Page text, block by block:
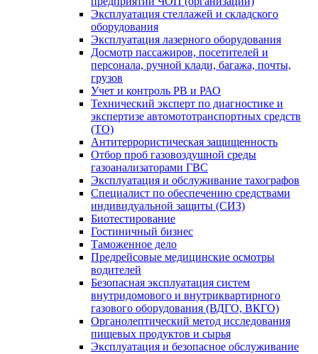
Эксплуатация стеллажей и складского
оборудования
Эксплуатация лазерного оборудования
Досмотр пассажиров, посетителей и
персонала, ручной клади, багажа, почты,
грузов
Учет и контроль РВ и РАО
Технический эксперт по диагностике и
экспертизе автомототранспортных средств
(ТО)
Антитеррористическая защищенность
Отбор проб газовоздушной среды
газоанализаторами ГВС
Эксплуатация и обслуживание тахографов
Специалист по обеспечению средствами
индивидуальной защиты (СИЗ)
Биотестирование
Гостиничный бизнес
Таможенное дело
Предрейсовые медицинские осмотры
водителей
Безопасная эксплуатация систем
внутридомового и внутриквартирного
газового оборудования (ВДГО, ВКГО)
Органолептический метод исследования
пищевых продуктов и сырья
Эксплуатация и безопасное обслуживание